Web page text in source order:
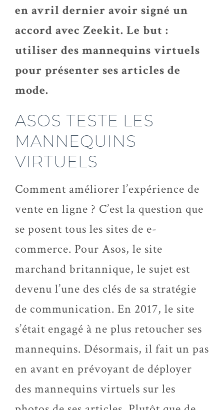
en avril dernier avoir signé un
accord avec Zeekit. Le but :
utiliser des mannequins virtuels
pour présenter ses articles de
mode.
ASOS TESTE LES
MANNEQUINS
VIRTUELS
Comment améliorer l’expérience de
vente en ligne ? C’est la question que
se posent tous les sites de e-
commerce. Pour Asos, le site
marchand britannique, le sujet est
devenu l’une des clés de sa stratégie
de communication. En 2017, le site
s’était engagé à ne plus retoucher ses
mannequins. Désormais, il fait un pas
en avant en prévoyant de déployer
des mannequins virtuels sur les